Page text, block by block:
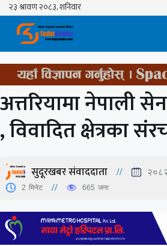
Skip
content
अत्तरियामा नेपाली
, विवादित क्षेत्रका
सुदूरखबर संवाददाता
2 मिनेट 665 जना